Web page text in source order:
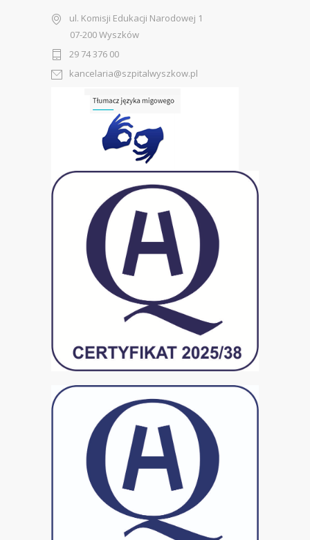
ul. Komisji Edukacji Narodowej 1
07-200 Wyszków
29 74 376 00
kancelaria@szpitalwyszkow.pl